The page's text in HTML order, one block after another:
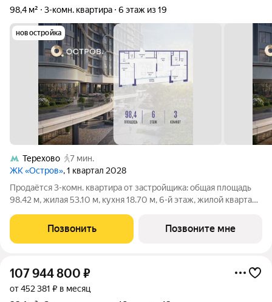
98,4 м² 3-комн. квартира 6 этаж из 19
новостройка
Терехово
7 мин.
ЖК «Остров», 1 квартал 2028
Продаётся 3-комн. квартира от застройщика: общая площадь
98.42 м, жилая 53.10 м, кухня 18.70 м, 6-й этаж, жилой квартал
года. 2 совмещенных санузла. В жилой зоне 2 больших окна на
одну
Позвонить Позвоните мне
107 944 800 ₽
от 452 381 ₽ в месяц